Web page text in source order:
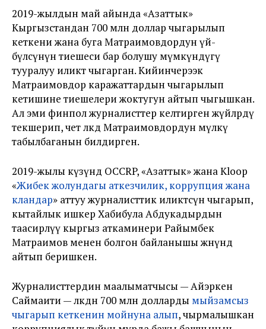
2019-жылдын май айында «Азаттык»
Кыргызстандан 700 млн доллар чыгарылып
кеткени жана буга Матраимовдордун үй-
бүлөсүнүн тиешеси бар болушу мүмкүндүгү
тууралуу иликтөө чыгарган. Кийинчерээк
Матраимовдор каражаттардын чыгарылып
кетишине тиешелери жоктугун айтып чыгышкан.
Ал эми финпол журналисттер келтирген жүйөлөрдү
текшерип, чет өлкөдө Матраимовдордун мүлкү
табылбаганын билдирген.
2019-жылы күзүндө OCCRP, «Азаттык» жана Kloop
«Жибек жолундагы аткезчилик, коррупция жана
кландар» аттуу журналисттик иликтөөсүн чыгарып,
кытайлык ишкер Хабибула Абдукадырдын
таасирлүү кыргыз аткаминери Райымбек
Матраимов менен болгон байланышы жөнүндө
айтып беришкен.
Журналисттердин маалыматчысы — Айэркен
Саймаити — өлкөдөн 700 млн долларды мыйзамсыз
чыгарып кеткенин мойнуна алып, чырмалышкан